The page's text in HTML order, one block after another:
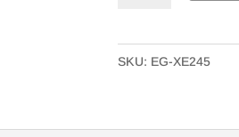
Adhesiva
"Deseo
SKU: EG-XE245